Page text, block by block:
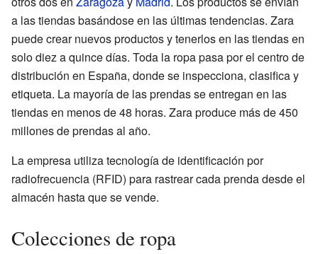
a las tiendas basándose en las últimas tendencias. Zara
puede crear nuevos productos y tenerlos en las tiendas en
solo diez a quince días. Toda la ropa pasa por el centro de
distribución en España, donde se inspecciona, clasifica y
etiqueta. La mayoría de las prendas se entregan en las
tiendas en menos de 48 horas. Zara produce más de 450
millones de prendas al año.
La empresa utiliza tecnología de identificación por
radiofrecuencia (RFID) para rastrear cada prenda desde el
almacén hasta que se vende.
Colecciones de ropa